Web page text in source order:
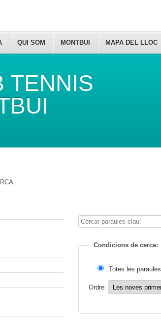
TENNIS
QUI SOM MONTBUI MAPA DEL LLOC
Cercar
clau:
Condicions de cerca:
Totes les paraules
Ordre: